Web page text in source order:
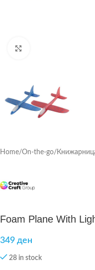
Home/On-the-go/
Foam Plane With
349 ден
28 in stock